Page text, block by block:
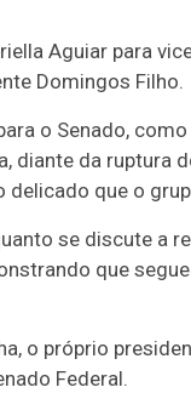
Aguiar para
Domingos Filho.
o Senado,
da ruptura
que o
se discute a
que
o próprio
Federal.